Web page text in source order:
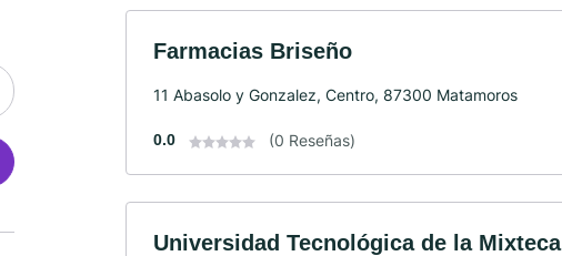
Farmacias Briseño
11 Abasolo y Gonzalez, Centro, 87300 Matamoros
0.0 (0 Reseñas)
Universidad Tecnológica de la Mixteca